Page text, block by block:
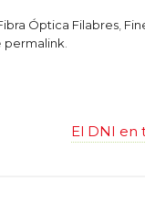
Óptica Filabres,
permalink
El DNI en